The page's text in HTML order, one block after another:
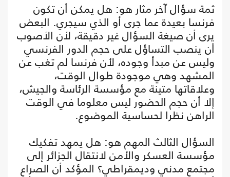
ثمة سؤال آخر مثار هو: هل يمكن أن تكون
فرنسا بعيدة عما جرى أو الذي سيجري. البعض
يرى أن صيغة السؤال غير دقيقة، لأن الأصوب
أن ينصب التساؤل على حجم الدور الفرنسي
وليس عن مبدأ وجوده، لأن فرنسا لم تغب عن
المشهد وهي موجودة طوال الوقت،
وعلاقاتها متينة مع مؤسسة الرئاسة والجيش،
إلا أن حجم الحضور ليس معلوما في الوقت
الراهن نظرا لحساسية الموضوع.
السؤال الثالث المهم هو: هل يمهد تفكيك
مؤسسة العسكر والأمن لانتقال الجزائر إلى
مجتمع مدني وديمقراطي؟ المؤكد أن الصراع